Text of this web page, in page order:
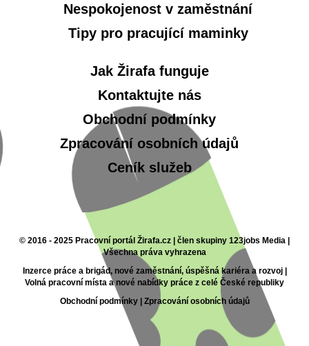
Nespokojenost v zaměstnání
Tipy pro pracující maminky
Jak Žirafa funguje
Kontaktujte nás
Obchodní podmínky
Zpracování osobních údajů
Ceník služeb
© 2016 - 2025 Pracovní portál Žirafa.cz | člen skupiny 123jobs Media |
Všechna práva vyhrazena
Inzerce práce a brigád, nové zaměstnání, úspěšná kariéra a rozvoj |
Volná pracovní místa a nové nabídky práce z celé České republiky
Obchodní podmínky| Zpracování osobních údajů